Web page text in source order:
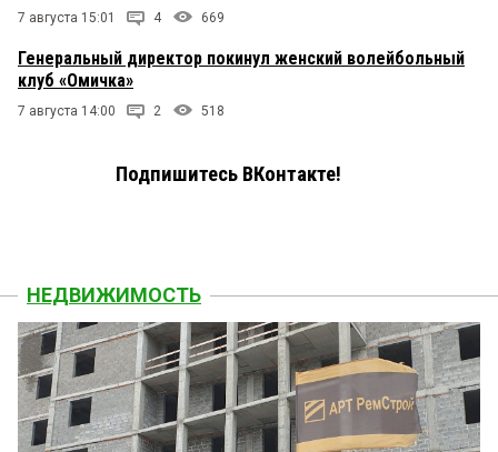
7 августа 15:01 4 669
Генеральный директор покинул женский волейбольный
клуб «Омичка»
7 августа 14:00 2 518
Подпишитесь ВКонтакте!
НЕДВИЖИМОСТЬ